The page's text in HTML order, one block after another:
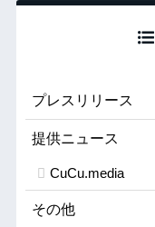
プレスリリース
提供ニュース
CuCu.media
その他